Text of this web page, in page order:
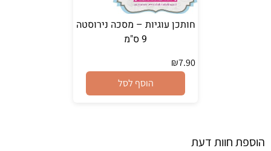
חותכן עוגיות – מסכה נירוסטה
9 ס"מ
₪7.90
הוסף לסל
הוספת חוות דעת